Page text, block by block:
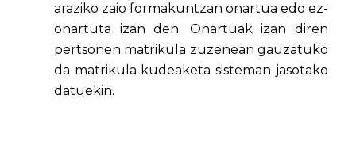
araziko zaio formakuntzan onartua edo ez-
onartuta izan den. Onartuak izan diren
pertsonen matrikula zuzenean gauzatuko
da matrikula kudeaketa sisteman jasotako
datuekin.